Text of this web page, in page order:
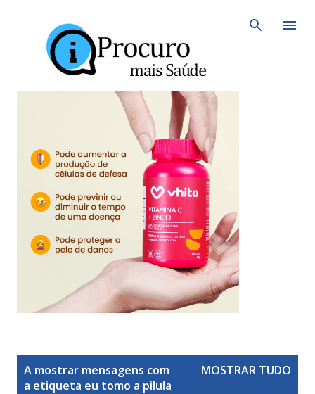
A mostrar mensagens com
a etiqueta eu tomo a pilula
MOSTRAR TUDO